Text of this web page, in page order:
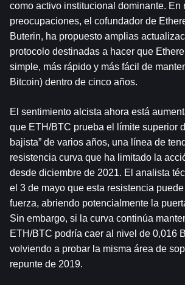
como activo institucional dominante. En
preocupaciones, el cofundador de
Buterin, ha propuesto amplias
protocolo destinadas a hacer que
simple, más rápido y más fácil de
Bitcoin) dentro de cinco años.
El sentimiento alcista ahora está
que ETH/BTC prueba el límite superior
bajista” de varios años, una línea de
resistencia curva que ha limitado la
desde diciembre de 2021. El analista
el 3 de mayo que esta resistencia
fuerza, abriendo potencialmente la
Sin embargo, si la curva continúa
ETH/BTC podría caer al nivel de 0,016
volviendo a probar la misma área de
repunte de 2019.